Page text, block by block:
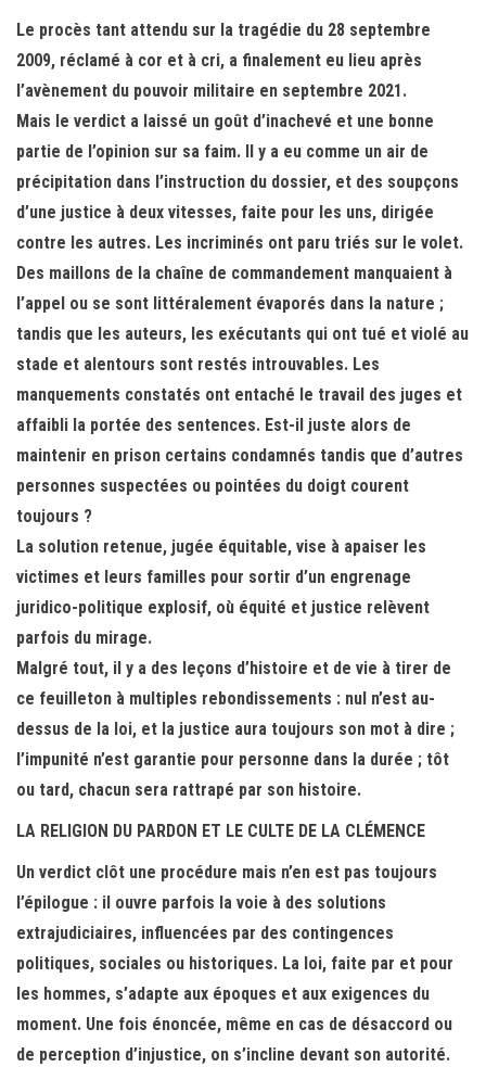
Le procès tant attendu sur la tragédie du 28 septembre
2009, réclamé à cor et à cri, a finalement eu lieu après
l’avènement du pouvoir militaire en septembre 2021.
Mais le verdict a laissé un goût d’inachevé et une bonne
partie de l’opinion sur sa faim. Il y a eu comme un air de
précipitation dans l’instruction du dossier, et des soupçons
d’une justice à deux vitesses, faite pour les uns, dirigée
contre les autres. Les incriminés ont paru triés sur le volet.
Des maillons de la chaîne de commandement manquaient à
l’appel ou se sont littéralement évaporés dans la nature ;
tandis que les auteurs, les exécutants qui ont tué et violé au
stade et alentours sont restés introuvables. Les
manquements constatés ont entaché le travail des juges et
affaibli la portée des sentences. Est-il juste alors de
maintenir en prison certains condamnés tandis que d’autres
personnes suspectées ou pointées du doigt courent
toujours ?
La solution retenue, jugée équitable, vise à apaiser les
victimes et leurs familles pour sortir d’un engrenage
juridico-politique explosif, où équité et justice relèvent
parfois du mirage.
Malgré tout, il y a des leçons d’histoire et de vie à tirer de
ce feuilleton à multiples rebondissements : nul n’est au-
dessus de la loi, et la justice aura toujours son mot à dire ;
l’impunité n’est garantie pour personne dans la durée ; tôt
ou tard, chacun sera rattrapé par son histoire.
LA RELIGION DU PARDON ET LE CULTE DE LA CLÉMENCE
Un verdict clôt une procédure mais n’en est pas toujours
l’épilogue : il ouvre parfois la voie à des solutions
extrajudiciaires, influencées par des contingences
politiques, sociales ou historiques. La loi, faite par et pour
les hommes, s’adapte aux époques et aux exigences du
moment. Une fois énoncée, même en cas de désaccord ou
de perception d’injustice, on s’incline devant son autorité.